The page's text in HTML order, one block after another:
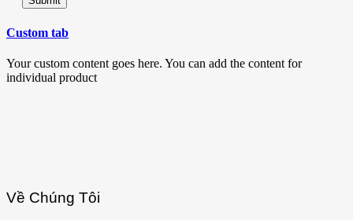
Custom tab
Your custom content goes here. You can add the content for
individual product
Về Chúng Tôi